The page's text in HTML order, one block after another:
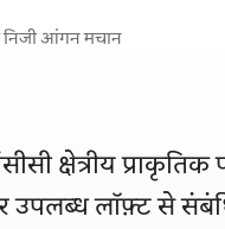
आंगन मचान
क्षेत्रीय
उपलब्ध लॉफ़्ट से